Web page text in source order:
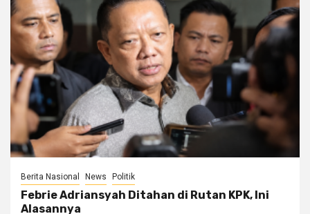
Berita Nasional News Politik
Febrie Adriansyah Ditahan di Rutan KPK, Ini
Alasannya